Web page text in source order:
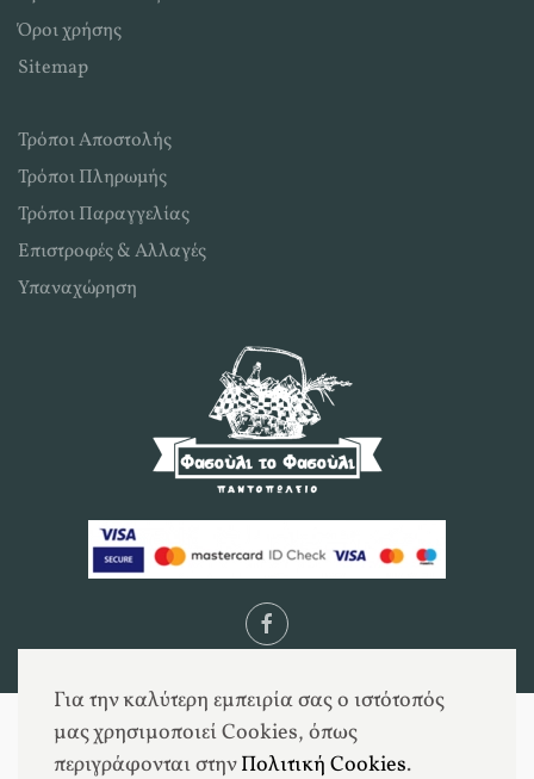
Όροι χρήσης
Sitemap
Τρόποι Αποστολής
Τρόποι Πληρωμής
Τρόποι Παραγγελίας
Επιστροφές & Αλλαγές
Υπαναχώρηση
Για την καλύτερη εμπειρία σας ο ιστότοπός
μας χρησιμοποιεί Cookies, όπως
περιγράφονται στηνΠολιτική Cookies.